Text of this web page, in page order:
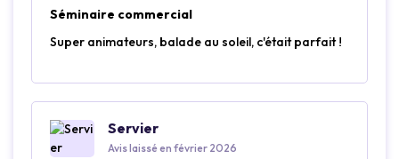
Séminaire commercial
Super animateurs, balade au soleil, c'était parfait !
Servier
Avis laissé en février 2026